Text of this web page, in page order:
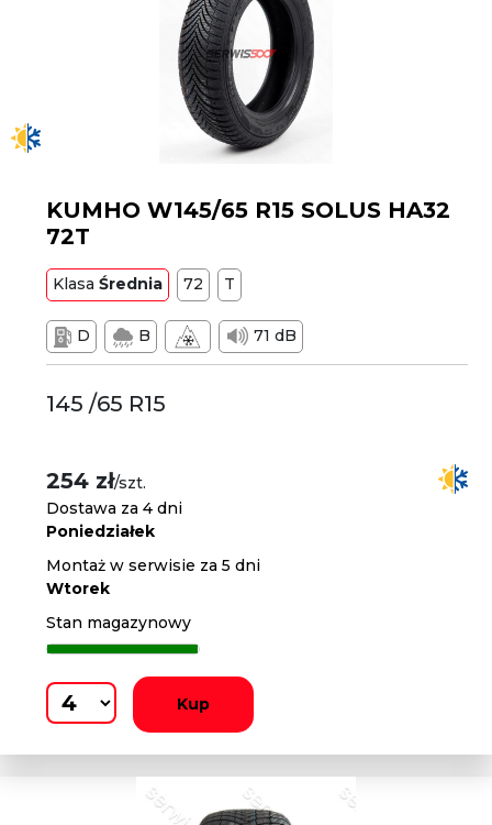
KUMHO W145/65 R15 SOLUS HA32
72T
KlasaŚrednia 72 T
D B 71 dB
145 /65 R15
254 zł/szt.
Dostawa za 4 dni
Poniedziałek
Montaż w serwisie za 5 dni
Wtorek
Stan magazynowy
Kup